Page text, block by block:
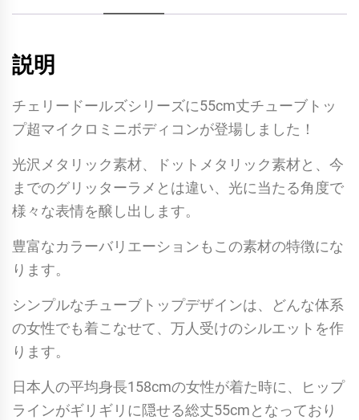
説明
チェリードールズシリーズに55cm丈チューブトッ
プ超マイクロミニボディコンが登場しました！
光沢メタリック素材、ドットメタリック素材と、今
までのグリッターラメとは違い、光に当たる角度で
様々な表情を醸し出します。
豊富なカラーバリエーションもこの素材の特徴にな
ります。
シンプルなチューブトップデザインは、どんな体系
の女性でも着こなせて、万人受けのシルエットを作
ります。
日本人の平均身長158cmの女性が着た時に、ヒップ
ラインがギリギリに隠せる総丈55cmとなっており